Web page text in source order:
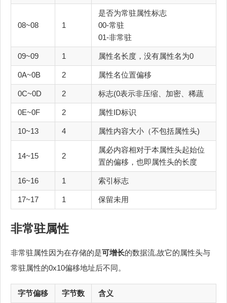
08~08 1
是否为常驻属性标志
00-常驻
01-非常驻
09~09 1 属性名长度，没有属性名为0
0A~0B 2 属性名位置偏移
0C~0D 2 标志(0表示非压缩、加密、稀蔬
0E~0F 2 属性ID标识
10~13 4 属性内容大小（不包括属性头)
14~15 2
属必内容相对于本属性头起始位
置的偏移，也即属性头的长度
16~16 1 索引标志
17~17 1 保留未用
非常驻属性
非常驻属性因为在存储的是可增长的数据流,故它的属性头与
常驻属性的0x10偏移地址后不同。
字节偏移 字节数 含义